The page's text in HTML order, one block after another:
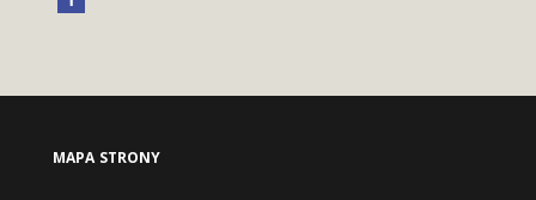
MAPA STRONY